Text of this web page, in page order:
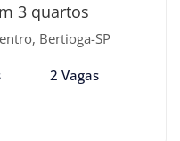
3 quartos
Bertioga-SP
2 Vagas